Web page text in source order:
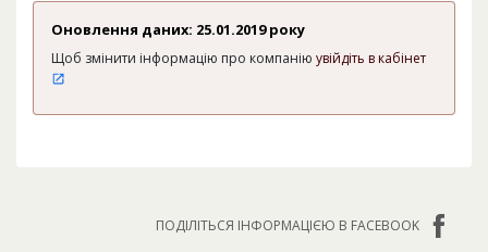
Оновлення даних: 25.01.2019 року
Щоб змінити інформацію про компанію увійдіть в кабінет
ПОДІЛІТЬСЯ ІНФОРМАЦІЄЮ В FACEBOOK